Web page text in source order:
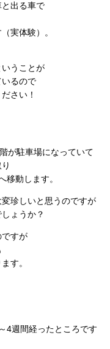
出る車で
実体験）。
いうことが
るので
さい！
が駐車場になっていて
移動します。
珍しいと思うのですが
ょうか？
すが
す。
4週間経ったところです